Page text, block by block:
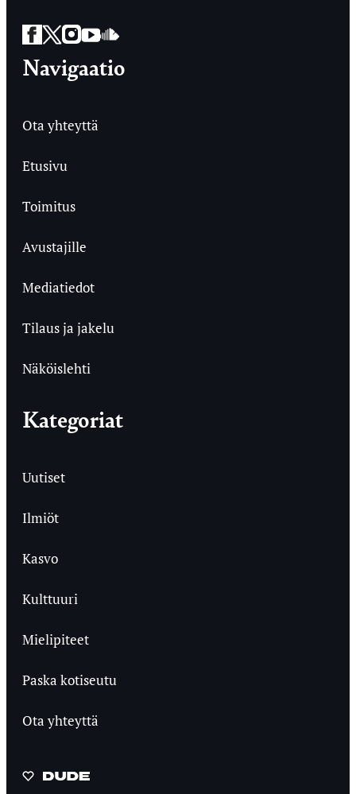
Facebook
Twitter
Instagram
YouTube
SoundCloud
Navigaatio
Ota yhteyttä
Etusivu
Toimitus
Avustajille
Mediatiedot
Tilaus ja jakelu
Näköislehti
Kategoriat
Uutiset
Ilmiöt
Kasvo
Kulttuuri
Mielipiteet
Paska kotiseutu
Ota yhteyttä